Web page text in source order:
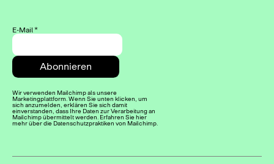
E-Mail*
Wir verwenden Mailchimp als unsere
Marketingplattform. Wenn Sie unten klicken, um
sich anzumelden, erklären Sie sich damit
einverstanden, dass Ihre Daten zur Verarbeitung an
Mailchimp übermittelt werden. Erfahren Sie hier
mehr über die Datenschutzpraktiken von Mailchimp.